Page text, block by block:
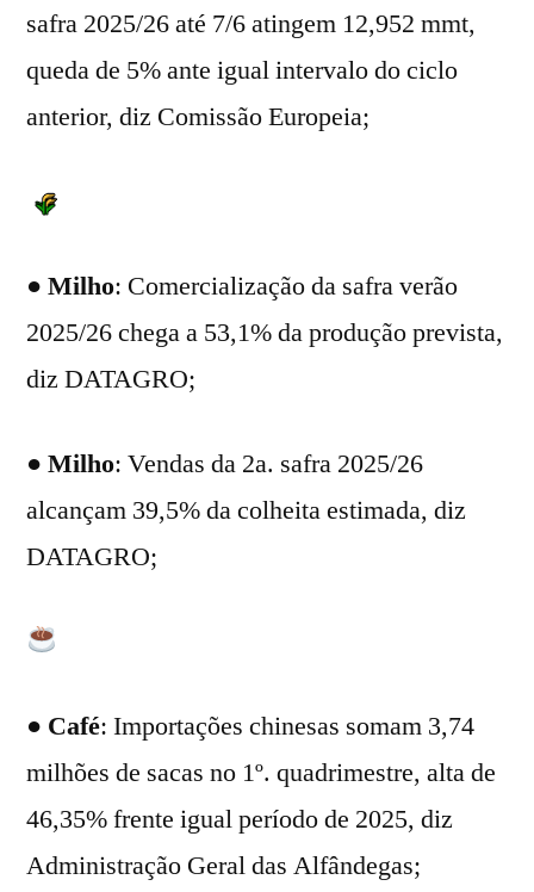
safra 2025/26 até 7/6 atingem 12,952 mmt,
queda de 5% ante igual intervalo do ciclo
anterior, diz Comissão Europeia;
● Milho: Comercialização da safra verão
2025/26 chega a 53,1% da produção prevista,
diz DATAGRO;
● Milho: Vendas da 2a. safra 2025/26
alcançam 39,5% da colheita estimada, diz
DATAGRO;
● Café: Importações chinesas somam 3,74
milhões de sacas no 1º. quadrimestre, alta de
46,35% frente igual período de 2025, diz
Administração Geral das Alfândegas;